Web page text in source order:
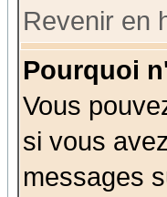
Revenir en
Pourquoi
Vous
si vous
messages